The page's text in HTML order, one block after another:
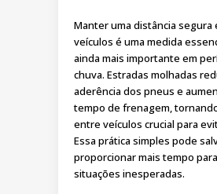
Manter uma distância segura
veículos é uma medida
ainda mais importante em
chuva. Estradas molhadas
aderência dos pneus e
tempo de frenagem,
entre veículos crucial para
Essa prática simples pode
proporcionar mais tempo
situações inesperadas.